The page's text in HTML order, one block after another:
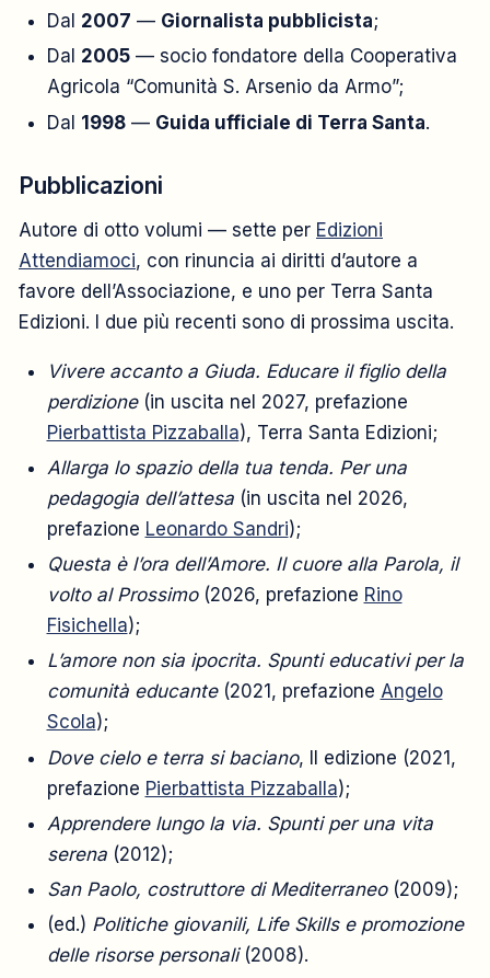
Dal 2007 — Giornalista pubblicista;
Dal 2005— socio fondatore della Cooperativa
Agricola “Comunità S. Arsenio da Armo”;
Dal 1998— Guida ufficiale di Terra Santa.
Pubblicazioni
Autore di otto volumi — sette per Edizioni
Attendiamoci, con rinuncia ai diritti d’autore a
favore dell’Associazione, e uno per Terra Santa
Edizioni. I due più recenti sono di prossima uscita.
Vivere accanto a Giuda. Educare il figlio della
perdizione(in uscita nel 2027, prefazione
Pierbattista Pizzaballa), Terra Santa Edizioni;
Allarga lo spazio della tua tenda. Per una
pedagogia dell’attesa(in uscita nel 2026,
prefazione Leonardo Sandri);
Questa è l’ora dell’Amore. Il cuore alla Parola, il
volto al Prossimo(2026, prefazione Rino
Fisichella);
L’amore non sia ipocrita. Spunti educativi per la
comunità educante(2021, prefazione Angelo
Scola);
Dove cielo e terra si baciano, II edizione (2021,
prefazione Pierbattista Pizzaballa);
Apprendere lungo la via. Spunti per una vita
serena(2012);
San Paolo, costruttore di Mediterraneo(2009);
(ed.) Politiche giovanili, Life Skills e promozione
delle risorse personali(2008).